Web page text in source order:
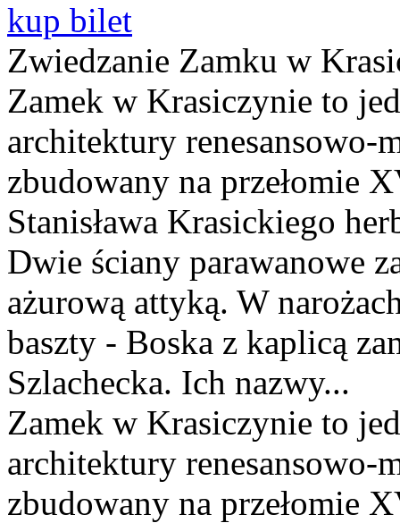
kup bilet
Zwiedzanie Zamku w
Zamek w Krasiczynie to
architektury renesansowo-
zbudowany na przełomie
Stanisława Krasickiego
Dwie ściany parawanowe
ażurową attyką. W
baszty - Boska z kaplicą
Szlachecka. Ich nazwy...
Zamek w Krasiczynie to
architektury renesansowo-
zbudowany na przełomie